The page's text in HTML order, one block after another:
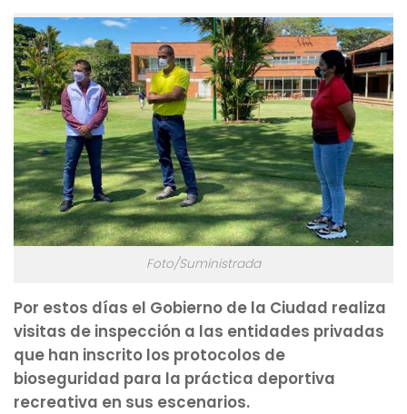
Foto/Suministrada
Por estos días el Gobierno de la Ciudad realiza
visitas de inspección a las entidades privadas
que han inscrito los protocolos de
bioseguridad para la práctica deportiva
recreativa en sus escenarios.